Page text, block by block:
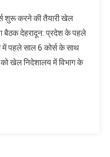
शुरू करने की तैयारी खेल
बैठक देहरादून: प्रदेश के पहले
में पहले साल 6 कोर्स के साथ
खेल निदेशालय में विभाग के